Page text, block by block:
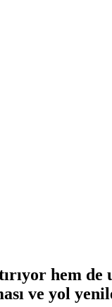
hem de
ve yol